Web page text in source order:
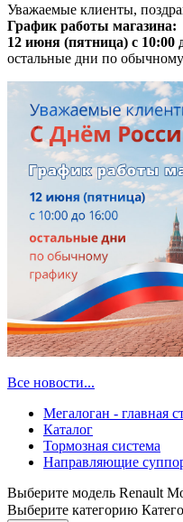
Уважаемые клиенты,
График работы магазина:
12 июня (пятница) с 10:00
остальные дни по
Все новости...
Мегалоган - главная
Каталог
Тормозная система
Направляющие
Выберите модель Renault
Выберите категорию